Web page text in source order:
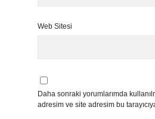
Web Sitesi
Daha sonraki yorumlarımda
adresim ve site adresim bu